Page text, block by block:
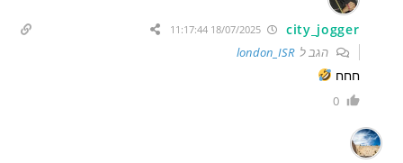
city_jogger
18/07/2025 11:17:44
הגב לlondon_ISR
חחח
0